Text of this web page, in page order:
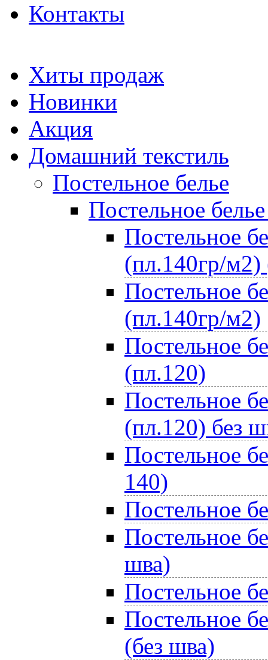
Контакты
Хиты продаж
Новинки
Акция
Домашний текстиль
Постельное белье
Постельное
Постельное
(пл.140гр/м2)
Постельное
(пл.140гр/м2)
Постельное
(пл.120)
Постельное
(пл.120) без
Постельное
140)
Постельное
Постельное
шва)
Постельное
Постельное
(без шва)